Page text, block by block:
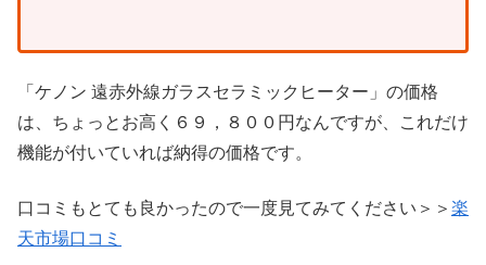
「ケノン 遠赤外線ガラスセラミックヒーター」の価格
は、ちょっとお高く６９，８００円なんですが、これだけ
機能が付いていれば納得の価格です。
口コミもとても良かったので一度見てみてください＞＞ 楽
天市場口コミ